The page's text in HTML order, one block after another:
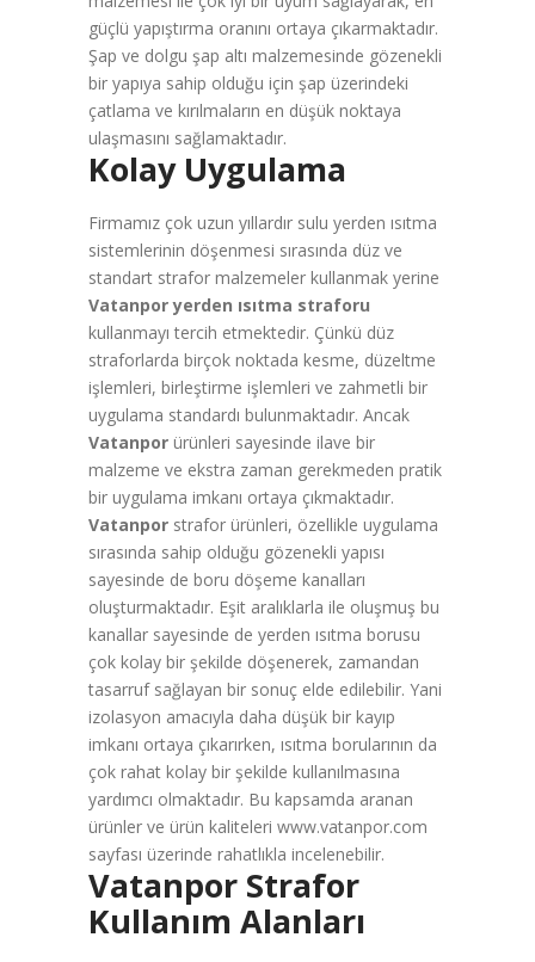
güçlü yapıştırma oranını ortaya çıkarmaktadır.
Şap ve dolgu şap altı malzemesinde gözenekli
bir yapıya sahip olduğu için şap üzerindeki
çatlama ve kırılmaların en düşük noktaya
ulaşmasını sağlamaktadır.
Kolay Uygulama
Firmamız çok uzun yıllardır sulu yerden ısıtma
sistemlerinin döşenmesi sırasında düz ve
standart strafor malzemeler kullanmak yerine
Vatanpor yerden ısıtma straforu
kullanmayı tercih etmektedir. Çünkü düz
straforlarda birçok noktada kesme, düzeltme
işlemleri, birleştirme işlemleri ve zahmetli bir
uygulama standardı bulunmaktadır. Ancak
Vatanpor ürünleri sayesinde ilave bir
malzeme ve ekstra zaman gerekmeden pratik
bir uygulama imkanı ortaya çıkmaktadır.
Vatanpor strafor ürünleri, özellikle uygulama
sırasında sahip olduğu gözenekli yapısı
sayesinde de boru döşeme kanalları
oluşturmaktadır. Eşit aralıklarla ile oluşmuş bu
kanallar sayesinde de yerden ısıtma borusu
çok kolay bir şekilde döşenerek, zamandan
tasarruf sağlayan bir sonuç elde edilebilir. Yani
izolasyon amacıyla daha düşük bir kayıp
imkanı ortaya çıkarırken, ısıtma borularının da
çok rahat kolay bir şekilde kullanılmasına
yardımcı olmaktadır. Bu kapsamda aranan
ürünler ve ürün kaliteleri www.vatanpor.com
sayfası üzerinde rahatlıkla incelenebilir.
Vatanpor Strafor
Kullanım Alanları